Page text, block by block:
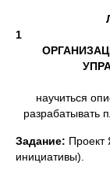
научиться
разрабатывать
Задание: Проект
инициативы).